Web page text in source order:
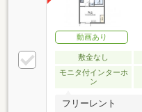
動画あり
敷金なし
モニタ付インターホ
ン
フリーレント